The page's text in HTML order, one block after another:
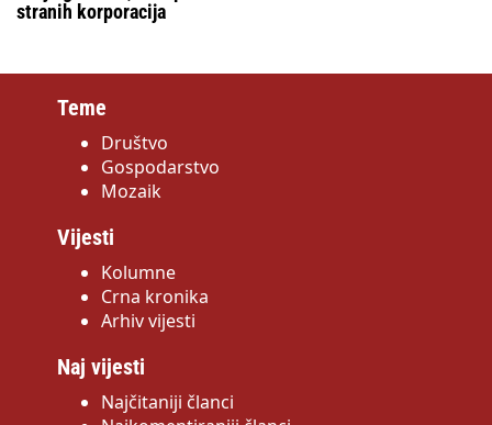
stranih korporacija
Teme
Društvo
Gospodarstvo
Mozaik
Vijesti
Kolumne
Crna kronika
Arhiv vijesti
Naj vijesti
Najčitaniji članci